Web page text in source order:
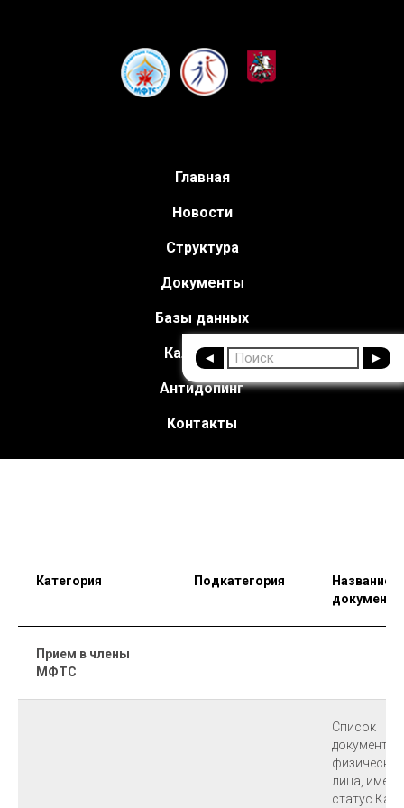
Главная
Новости
Структура
Документы
Базы данных
Календарь
Антидопинг
Контакты
Категория Подкатегория
Название
документа
Прием в члены
МФТС
Список
лица,
статус